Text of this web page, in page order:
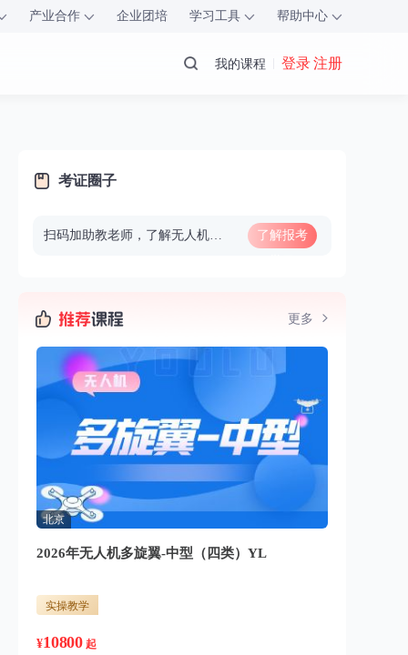
产业合作 企业团培 学习工具 帮助中心
我的课程 登录 注册
考证圈子
扫码加助教老师，了解无人机报考、学习
了解报考
更多
北京
2026年无人机多旋翼-中型（四类）YL
实操教学
¥10800 起